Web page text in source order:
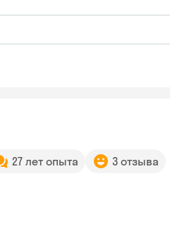
27 лет опыта 3 отзыва